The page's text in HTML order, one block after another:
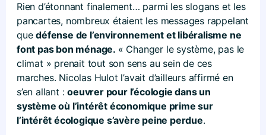
Rien d’étonnant finalement… parmi les slogans et les
pancartes, nombreux étaient les messages rappelant
quedéfense de l’environnement et libéralisme ne
font pas bon ménage. « Changer le système, pas le
climat » prenait tout son sens au sein de ces
marches. Nicolas Hulot l’avait d’ailleurs affirmé en
s’en allant :oeuvrer pour l’écologie dans un
système où l’intérêt économique prime sur
l’intérêt écologique s’avère peine perdue.